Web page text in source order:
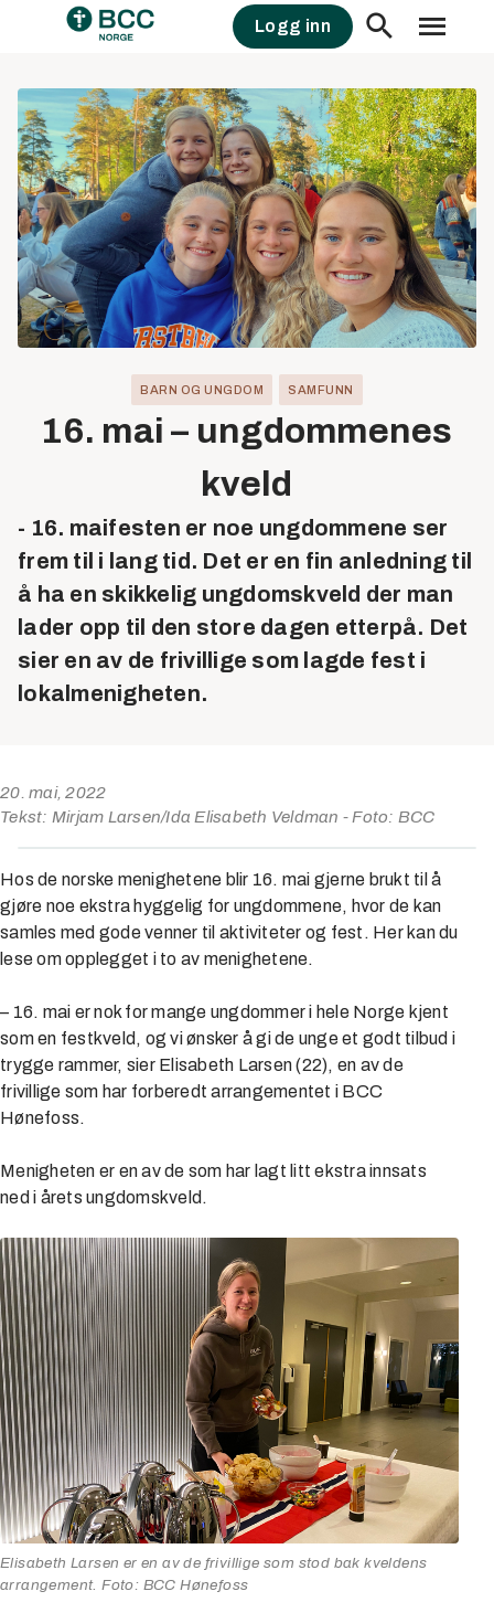
Logg inn
BARN OG UNGDOM SAMFUNN
16. mai – ungdommenes
kveld
- 16. maifesten er noe ungdommene ser
frem til i lang tid. Det er en fin anledning til
å ha en skikkelig ungdomskveld der man
lader opp til den store dagen etterpå. Det
sier en av de frivillige som lagde fest i
lokalmenigheten.
20. mai, 2022
Tekst: Mirjam Larsen/Ida Elisabeth Veldman - Foto: BCC
Hos de norske menighetene blir 16. mai gjerne brukt til å
gjøre noe ekstra hyggelig for ungdommene, hvor de kan
samles med gode venner til aktiviteter og fest. Her kan du
lese om opplegget i to av menighetene.
– 16. mai er nok for mange ungdommer i hele Norge kjent
som en festkveld, og vi ønsker å gi de unge et godt tilbud i
trygge rammer, sier Elisabeth Larsen (22), en av de
frivillige som har forberedt arrangementet i BCC
Hønefoss.
Menigheten er en av de som har lagt litt ekstra innsats
ned i årets ungdomskveld.
Elisabeth Larsen er en av de frivillige som stod bak kveldens
arrangement. Foto: BCC Hønefoss